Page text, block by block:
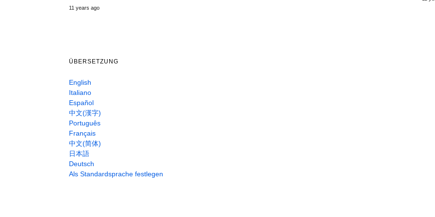
11 years ago
ÜBERSETZUNG
English
Italiano
Español
中文(漢字)
Português
Français
中文(简体)
日本語
Deutsch
Als Standardsprache festlegen